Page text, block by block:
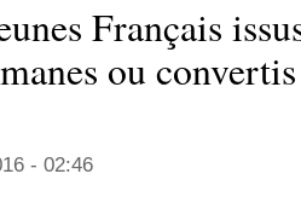
Français
ou
- 02:46